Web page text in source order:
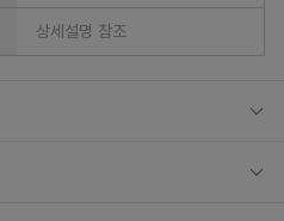
상세설명 참조